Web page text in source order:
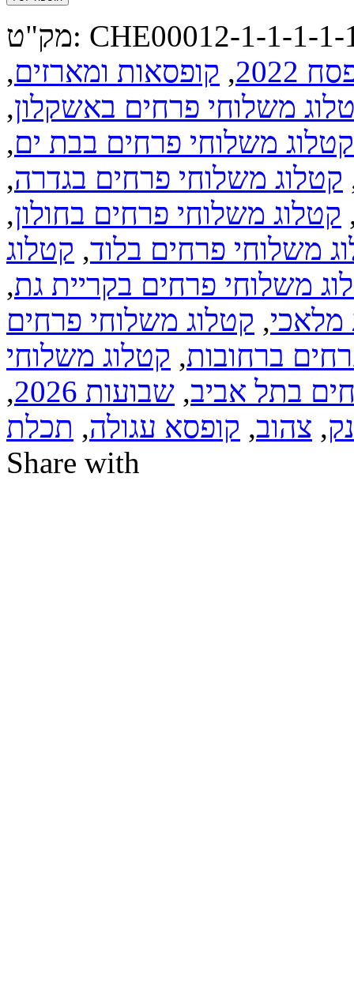
מק"ט: CHE00012-1-1-1-1-
2022
, קופסאות ומארזים,
משלוחי פרחים באשקלון,
קטלוג משלוחי פרחים בבת ים,
קטלוג משלוחי פרחים בגדרה,
קטלוג משלוחי פרחים בחולון,
משלוחי פרחים בלוד, קטלוג
משלוחי פרחים בקריית גת,
מלאכי, קטלוג משלוחי פרחים
ברחובות, קטלוג משלוחי
בתל אביב, שבועות 2026
,
, צהוב, קופסא עגולה, תכלת
Share with